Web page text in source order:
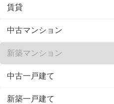
賃貸
中古マンション
新築マンション
中古一戸建て
新築一戸建て